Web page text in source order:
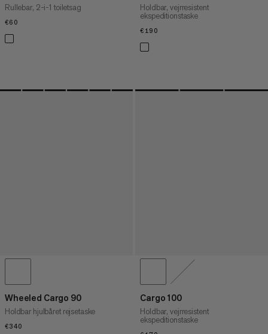
Rullebar, 2-i-1 toiletsag
€60
Holdbar, vejrresistent
ekspeditionstaske
€190
Wheeled Cargo 90
Holdbar hjulbåret rejsetaske
€340
Cargo 100
Holdbar, vejrresistent
ekspeditionstaske